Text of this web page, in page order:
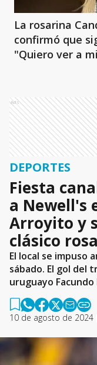
La rosarina
confirmó que
"Quiero ver a
Ads
DEPORTES
Fiesta
a Newell's
Arroyito y
clásico
El local se impuso
sábado. El gol del
uruguayo Facundo
10 de agosto de 2024